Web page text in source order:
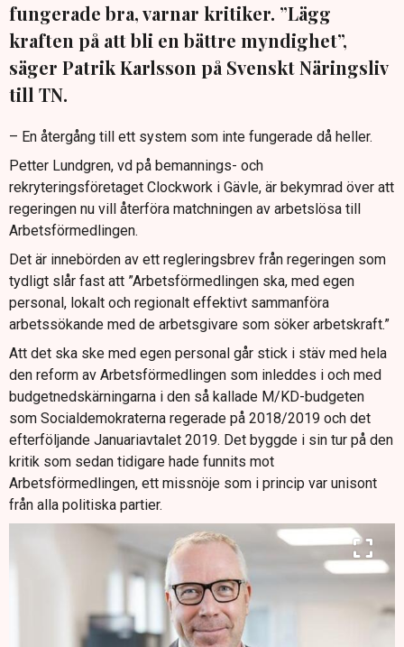
fungerade bra, varnar kritiker. ”Lägg
kraften på att bli en bättre myndighet”,
säger Patrik Karlsson på Svenskt Näringsliv
till TN.
– En återgång till ett system som inte fungerade då heller.
Petter Lundgren, vd på bemannings- och
rekryteringsföretaget Clockwork i Gävle, är bekymrad över att
regeringen nu vill återföra matchningen av arbetslösa till
Arbetsförmedlingen.
Det är innebörden av ett regleringsbrev från regeringen som
tydligt slår fast att ”Arbetsförmedlingen ska, med egen
personal, lokalt och regionalt effektivt sammanföra
arbetssökande med de arbetsgivare som söker arbetskraft.”
Att det ska ske med egen personal går stick i stäv med hela
den reform av Arbetsförmedlingen som inleddes i och med
budgetnedskärningarna i den så kallade M/KD-budgeten
som Socialdemokraterna regerade på 2018/2019 och det
efterföljande Januariavtalet 2019. Det byggde i sin tur på den
kritik som sedan tidigare hade funnits mot
Arbetsförmedlingen, ett missnöje som i princip var unisont
från alla politiska partier.